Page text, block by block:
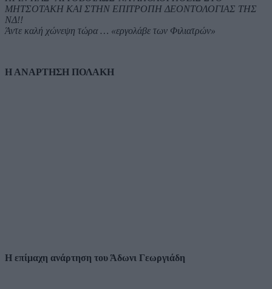
ΜΗΤΣΟΤΑΚΗ ΚΑΙ ΣΤΗΝ ΕΠΙΤΡΟΠΗ ΔΕΟΝΤΟΛΟΓΙΑΣ ΤΗΣ
ΝΔ!!
Άντε καλή χώνεψη τώρα … «εργολάβε των Φιλιατρών»
Η ΑΝΑΡΤΗΣΗ ΠΟΛΑΚΗ
Η επίμαχη ανάρτηση του Άδωνι Γεωργιάδη